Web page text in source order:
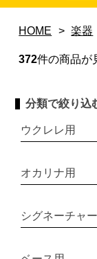
HOME > 楽器
372件の商品が
分類で絞り込
ウクレレ用
オカリナ用
シグネーチャー